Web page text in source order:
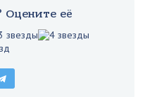
Оцените её